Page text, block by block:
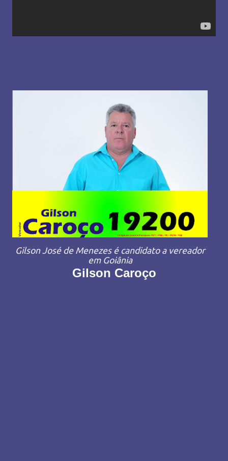
Gilson José de Menezes é candidato a vereador
em Goiânia
Gilson Caroço